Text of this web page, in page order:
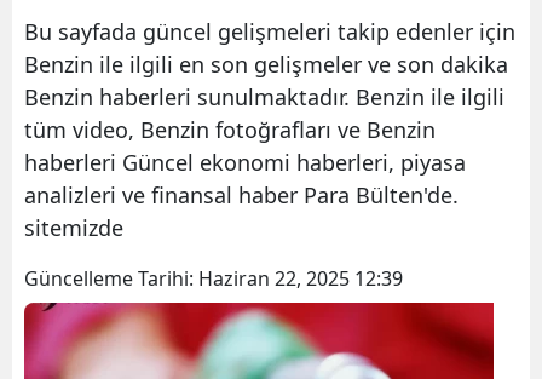
Bu sayfada güncel gelişmeleri takip edenler için
Benzin ile ilgili en son gelişmeler ve son dakika
Benzin haberleri sunulmaktadır. Benzin ile ilgili
tüm video, Benzin fotoğrafları ve Benzin
haberleri Güncel ekonomi haberleri, piyasa
analizleri ve finansal haber Para Bülten'de.
sitemizde
Güncelleme Tarihi: Haziran 22, 2025 12:39